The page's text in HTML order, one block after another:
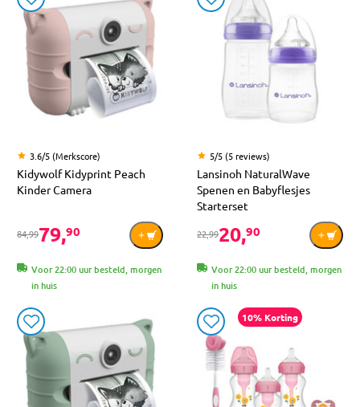
3.6/5 (Merkscore)
Kidywolf Kidyprint Peach
Kinder Camera
84,9979,90
Voor 22:00 uur besteld, morgen
in huis
5/5 (5 reviews)
Lansinoh NaturalWave
Spenen en Babyflesjes
Starterset
22,9920,90
Voor 22:00 uur besteld, morgen
in huis
10% Korting